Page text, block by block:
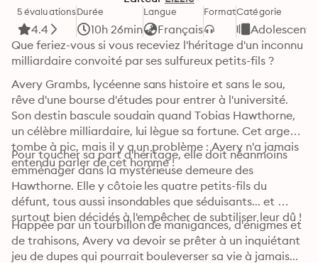
5 évaluations
4.4
Durée
10h 26min
Langue
Français
FormatCatégorie
Que feriez-vous si vous receviez l'héritage d'un inconnu
milliardaire convoité par ses sulfureux petits-fils ?
Avery Grambs, lycéenne sans histoire et sans le sou,
rêve d'une bourse d'études pour entrer à l'université.
Son destin bascule soudain quand Tobias Hawthorne,
un célèbre milliardaire, lui lègue sa fortune. Cet argent
tombe à pic, mais il y a un problème : Avery n'a jamais
entendu parler de cet homme !
Pour toucher sa part d'héritage, elle doit néanmoins
emménager dans la mystérieuse demeure des
Hawthorne. Elle y côtoie les quatre petits-fils du
défunt, tous aussi insondables que séduisants... et
surtout bien décidés à l'empêcher de subtiliser leur dû !
Happée par un tourbillon de manigances, d'énigmes et
de trahisons, Avery va devoir se prêter à un inquiétant
jeu de dupes qui pourrait bouleverser sa vie à jamais...